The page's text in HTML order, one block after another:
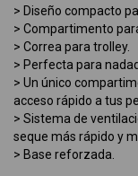
> Diseño compacto
> Compartimento
> Correa para trolley.
> Perfecta para
> Un único
acceso rápido a tus
> Sistema de
seque más rápido y
> Base reforzada.